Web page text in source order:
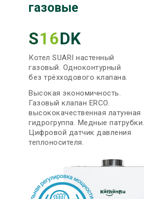
S16DK
Котел SUARI настенный
газовый. Одноконтурный
без трёхходового клапана.
Высокая экономичность.
Газовый клапан ERCO.
высококачественная латунная
гидрогруппа. Медные патрубки.
Цифровой датчик давления
теплоносителя.
газовые